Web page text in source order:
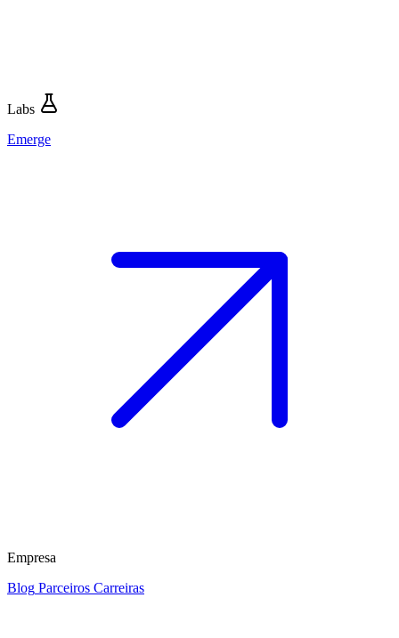
Labs
Emerge
Empresa
Blog Parceiros Carreiras